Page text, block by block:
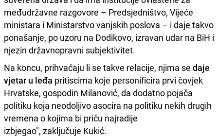
međudržavne razgovore – Predsjedništvo, Vijeće
ministara i Ministarstvo vanjskih poslova – i daje takvo
ponašanje, po uzoru na Dodikovo, izravan udar na BiH i
njezin državnopravni subjektivitet.
Na koncu, prihvaćaju li se takve relacije, njima se daje
vjetar u leđa pritiscima koje personificira prvi čovjek
Hrvatske, gospodin Milanović, da dodatno pojača
politiku koja neodoljivo asocira na politiku nekih drugih
vremena o kojima bi priču najradije
izbjegao", zaključuje Kukić.